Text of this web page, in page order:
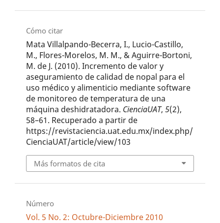
Cómo citar
Mata Villalpando-Becerra, I., Lucio-Castillo,
M., Flores-Morelos, M. M., & Aguirre-Bortoni,
M. de J. (2010). Incremento de valor y
aseguramiento de calidad de nopal para el
uso médico y alimenticio mediante software
de monitoreo de temperatura de una
máquina deshidratadora. CienciaUAT,5(2),
58–61. Recuperado a partir de
https://revistaciencia.uat.edu.mx/index.php/
CienciaUAT/article/view/103
Más formatos de cita
Número
Vol. 5 No. 2: Octubre-Diciembre 2010